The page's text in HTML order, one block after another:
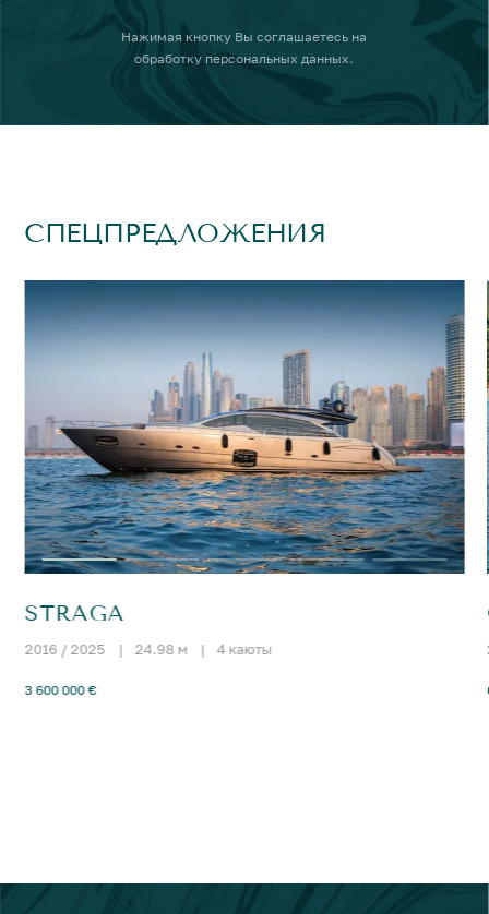
Нажимая кнопку Вы соглашаетесь на
обработку персональных данных.
СПЕЦПРЕДЛОЖЕНИЯ
STRAGA
2016 / 2025 | 24.98 м | 4 каюты
3 600 000 €